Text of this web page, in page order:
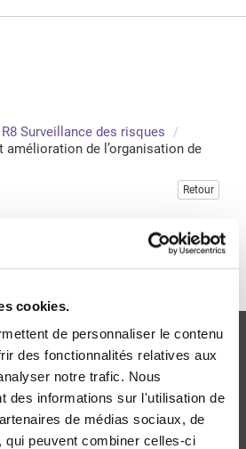
cookies.
de personnaliser le contenu
des fonctionnalités relatives aux
notre trafic. Nous
des informations sur l'utilisation de
de médias sociaux, de
qui peuvent combiner celles-ci
Surveillance des risques
amélioration de l’organisation de
Retour
pour accéder à cette publication
Livraison